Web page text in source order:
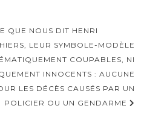
QUE NOUS DIT HENRI
LEUR SYMBOLE-MODÈLE
COUPABLES, NI
INNOCENTS : AUCUNE
LES DÉCÈS CAUSÉS PAR UN
POLICIER OU UN GENDARME